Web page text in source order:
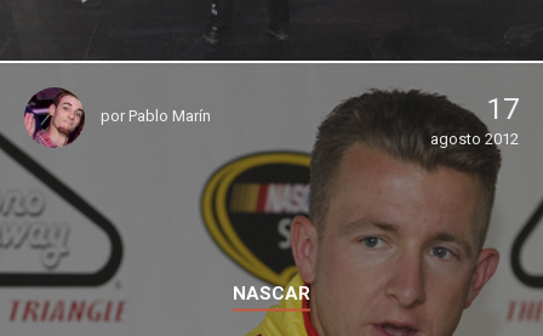
por Pablo Marín 17
agosto 2012
NASCAR